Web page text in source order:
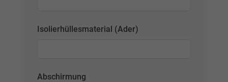
Isolierhüllesmaterial (Ader)
Abschirmung